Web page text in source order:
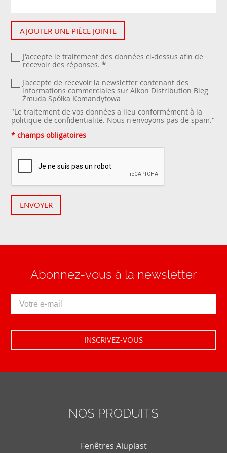
AJOUTER UNE PIÈCE JOINTE
J'accepte le traitement des données ci-dessus afin de
recevoir des réponses. *
J'accepte de recevoir la newsletter contenant des
informations commerciales sur Aikon Distribution Bieg
Żmuda Spółka Komandytowa
"Le traitement de vos données a lieu conformément à la
politique de confidentialité. Nous n'envoyons pas de spam."
* champs obligatoires
ENVOYER
Abonnez-vous à la newsletter
NOS PRODUITS
Fenêtres Aluplast